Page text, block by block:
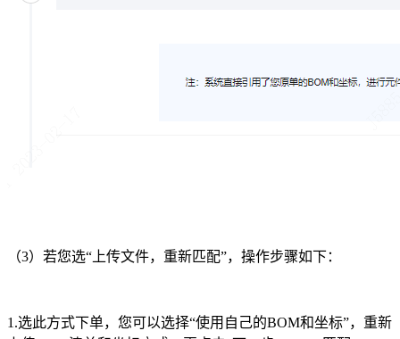
（3）若您选“上传文件，重新匹配”，操作步骤如下：
1.选此方式下单，您可以选择“使用自己的BOM和坐标”，重新